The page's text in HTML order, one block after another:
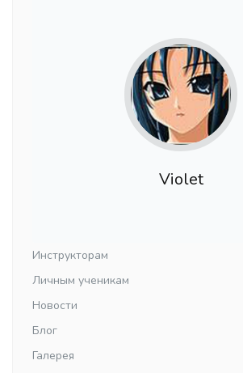
Violet
Инструкторам
Личным ученикам
Новости
Блог
Галерея